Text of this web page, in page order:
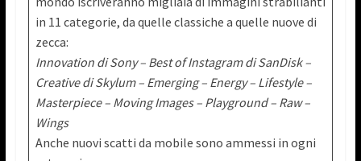
in 11 categorie, da quelle classiche a quelle nuove di
zecca:
Innovation di Sony – Best of Instagram di SanDisk –
Creative di Skylum – Emerging – Energy – Lifestyle –
Masterpiece – Moving Images – Playground – Raw –
Wings
Anche nuovi scatti da mobile sono ammessi in ogni